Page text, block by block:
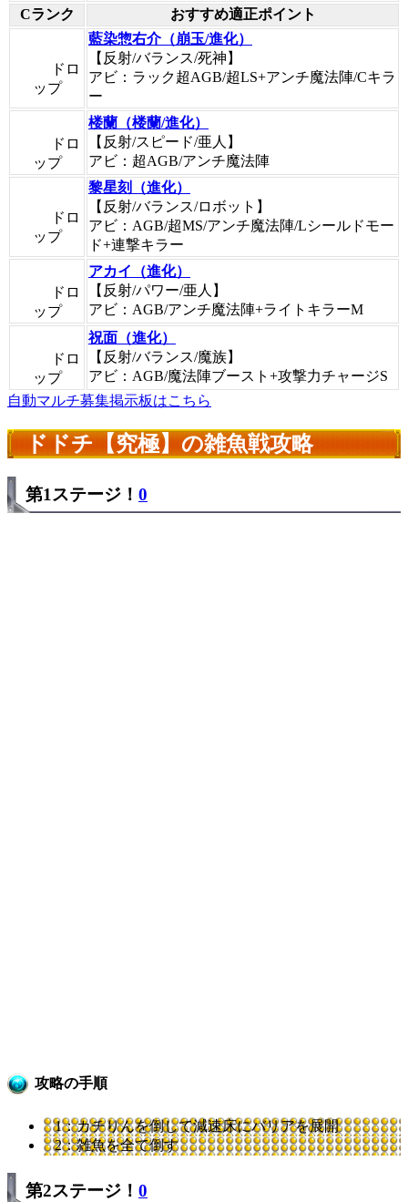
Cランク
おすすめ適正ポイント
ドロ
ップ
藍染惣右介（崩玉/進化）
【反射/バランス/死神】
アビ：ラック超AGB/超LS+アンチ魔法陣/Cキラ
ー
ドロ
ップ
楼蘭（楼蘭/進化）
【反射/スピード/亜人】
アビ：超AGB/アンチ魔法陣
ドロ
ップ
黎星刻（進化）
【反射/バランス/ロボット】
アビ：AGB/超MS/アンチ魔法陣/Lシールドモー
ド+連撃キラー
ドロ
ップ
アカイ（進化）
【反射/パワー/亜人】
アビ：AGB/アンチ魔法陣+ライトキラーM
ドロ
ップ
祝面（進化）
【反射/バランス/魔族】
アビ：AGB/魔法陣ブースト+攻撃力チャージS
自動マルチ募集掲示板はこちら
ドドチ【究極】の雑魚戦攻略
第1ステージ！ 0
攻略の手順
1：カチりんを倒して減速床にバリアを展開
2：雑魚を全て倒す
第2ステージ！ 0